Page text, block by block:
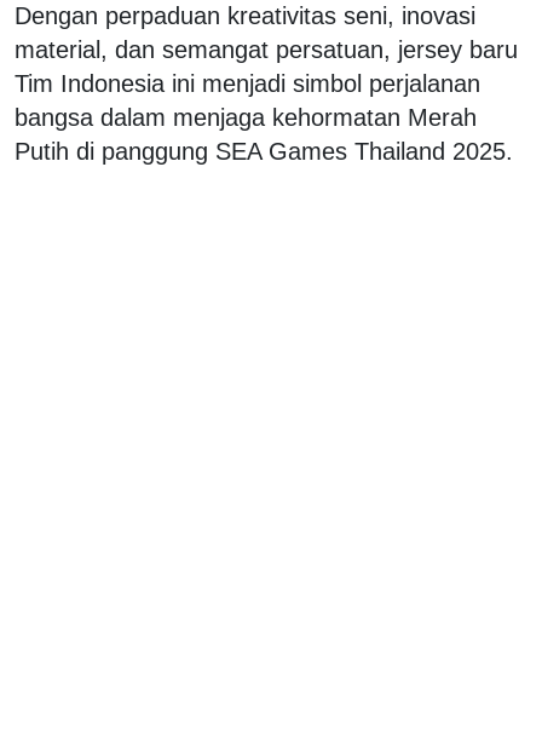
Dengan perpaduan kreativitas seni, inovasi
material, dan semangat persatuan, jersey baru
Tim Indonesia ini menjadi simbol perjalanan
bangsa dalam menjaga kehormatan Merah
Putih di panggung SEA Games Thailand 2025.